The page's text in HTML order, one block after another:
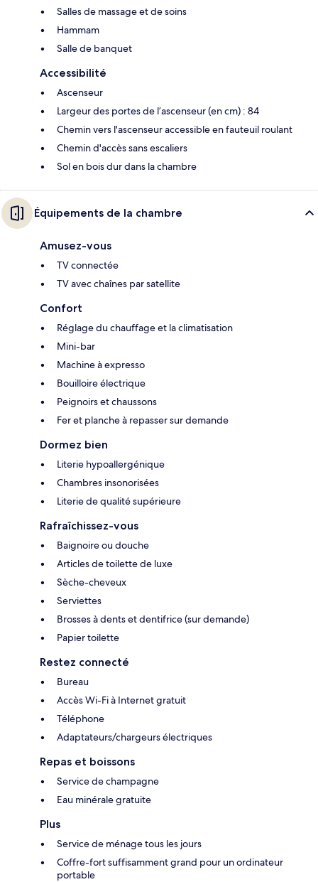
Salles de massage et de soins
Hammam
Salle de banquet
Accessibilité
Ascenseur
Largeur des portes de l’ascenseur (en cm) : 84
Chemin vers l'ascenseur accessible en fauteuil roulant
Chemin d'accès sans escaliers
Sol en bois dur dans la chambre
Équipements de la chambre
Amusez-vous
TV connectée
TV avec chaînes par satellite
Confort
Réglage du chauffage et la climatisation
Mini-bar
Machine à expresso
Bouilloire électrique
Peignoirs et chaussons
Fer et planche à repasser sur demande
Dormez bien
Literie hypoallergénique
Chambres insonorisées
Literie de qualité supérieure
Rafraîchissez-vous
Baignoire ou douche
Articles de toilette de luxe
Sèche-cheveux
Serviettes
Brosses à dents et dentifrice (sur demande)
Papier toilette
Restez connecté
Bureau
Accès Wi-Fi à Internet gratuit
Téléphone
Adaptateurs/chargeurs électriques
Repas et boissons
Service de champagne
Eau minérale gratuite
Plus
Service de ménage tous les jours
Coffre-fort suffisamment grand pour un ordinateur
portable